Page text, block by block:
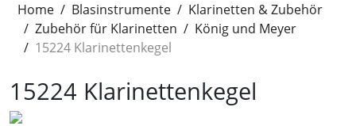
Home Blasinstrumente
Klarinetten & Zubehör
Zubehör für Klarinetten
König und Meyer
15224 Klarinettenkegel
15224 Klarinettenkegel